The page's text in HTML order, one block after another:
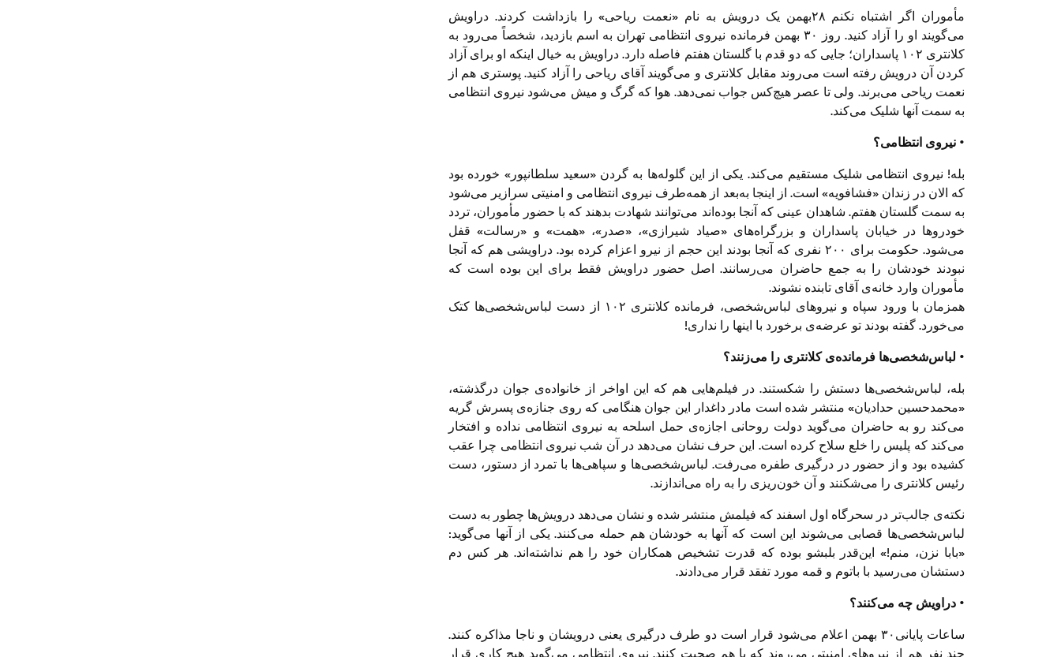
مأموران اگر اشتباه نکنم ۲۸بهمن یک درویش به نام «نعمت ریاحی» را بازداشت ‌کردند. دراویش
می‌گویند او را آزاد کنید. روز ۳۰ بهمن فرمانده نیروی انتظامی تهران به اسم بازدید، شخصاً می‌رود به
کلانتری ۱۰۲ پاسداران؛ جایی که دو قدم با گلستان هفتم فاصله دارد. دراویش به خیال اینکه او برای آزاد
کردن آن درویش رفته است می‌روند مقابل کلانتری و می‌گویند آقای ریاحی را آزاد کنید. پوستری هم از
نعمت ریاحی می‌برند. ولی تا عصر هیچ‌کس جواب نمی‌دهد. هوا که گرگ و میش می‌شود نیروی انتظامی
به سمت آ‎نها شلیک می‌کند.
• نیروی انتظامی؟
بله! نیروی انتظامی شلیک مستقیم می‌کند. یکی از این گلوله‌ها به گردن «سعید سلطانپور» خورده بود
که الان در زندان «فشافویه» است. از اینجا به‌بعد از همه‌طرف نیروی انتظامی و امنیتی سرازیر می‌شود
به سمت گلستان هفتم. شاهدان عینی که آن‏جا بوده‌اند می‌توانند شهادت بدهند که با حضور مأموران، تردد
خودروها در خیابان پاسداران و بزرگراه‌های «صیاد شیرازی»، «صدر»، «همت» و «رسالت» قفل
می‌شود. حکومت برای ۲۰۰ نفری که آن‏جا بودند این حجم از نیرو اعزام کرده بود. دراویشی هم که آن‏جا
نبودند خودشان را به جمع حاضران می‌رسانند. اصل حضور دراویش فقط برای این بوده است که
مأموران وارد خانه‌ی آقای تابنده نشوند.
هم‏زمان با ورود سپاه و نیروهای لباس‌شخصی، فرمانده کلانتری ۱۰۲ از دست لباس‌شخصی‌ها کتک
می‌خورد. گفته بودند تو عرضه‌ی برخورد با اینها را نداری!
• لباس‌شخصی‌ها فرمانده‌ی کلانتری را می‌زنند؟
بله، لباس‌شخصی‌ها دستش را شکستند. در فیلم‌هایی هم که این اواخر از خانواده‌ی جوان درگذشته،
«محمدحسین حدادیان» منتشر شده است مادر داغ‎دار این جوان هنگامی که روی جنازه‌ی پسرش گریه
می‌کند رو به حاضران می‌گوید دولت روحانی اجازه‌ی حمل اسلحه به نیروی انتظامی نداده و افتخار
می‌کند که پلیس را خلع سلاح کرده است. این حرف نشان می‌دهد در آن شب نیروی انتظامی چرا عقب
کشیده بود و از حضور در درگیری طفره می‌رفت. لباس‌شخصی‌ها و سپاهی‌ها با تمرد از دستور، دست
رئیس کلانتری را می‌شکنند و آن خون‌ریزی را به راه می‌اندازند.
نکته‌ی جالب‌تر در سحرگاه اول اسفند که فیلمش منتشر شده و نشان می‌دهد درویش‌ها چطور به دست
لباس‌شخصی‌ها قصابی می‌شوند این است که آنها به خودشان هم حمله می‌کنند. یکی از آنها می‌گوید:
«بابا نزن، منم!» این‌قدر بلبشو بوده که قدرت تشخیص همکاران خود را هم نداشته‌اند. هر کس دم
دستشان می‌رسید با باتوم و قمه مورد تفقد قرار می‌دادند.
• دراویش چه می‌کنند؟
ساعات پایانی۳۰ بهمن اعلام می‌شود قرار است دو طرف درگیری یعنی درویشان و ناجا مذاکره کنند.
چند نفر هم از نیروهای امنیتی می‌روند که با هم صحبت کنند. نیروی انتظامی می‌گوید هیچ‌ کاری قرار